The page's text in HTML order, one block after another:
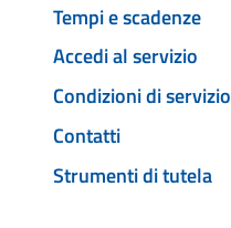
Tempi e scadenze
Accedi al servizio
Condizioni di servizio
Contatti
Strumenti di tutela